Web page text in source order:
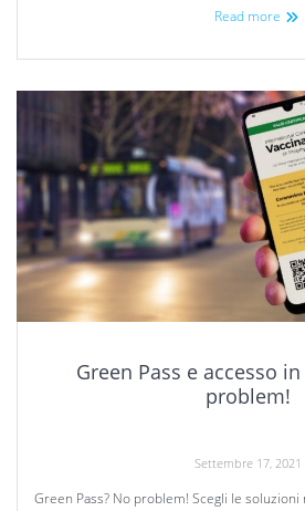
Read more
Green Pass e accesso
problem!
Settembre 17, 2021
Green Pass? No problem! Scegli le